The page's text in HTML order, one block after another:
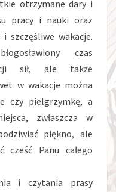
otrzymane dary i
pracy i nauki oraz
szczęśliwe wakacje.
czas
sił, ale także
w wakacje można
czy pielgrzymkę, a
zwłaszcza w
piękno, ale
cześć Panu całego
i czytania prasy